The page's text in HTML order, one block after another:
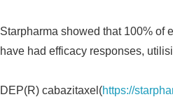
Starpharma showed that 100% of
have had efficacy responses,
DEP(R) cabazitaxel(https://